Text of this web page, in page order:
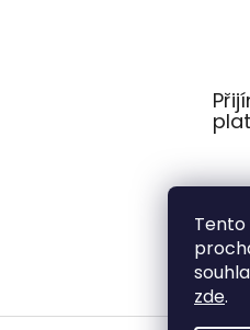
Tento
zde.